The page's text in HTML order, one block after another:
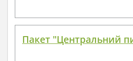
Пакет "Центральний